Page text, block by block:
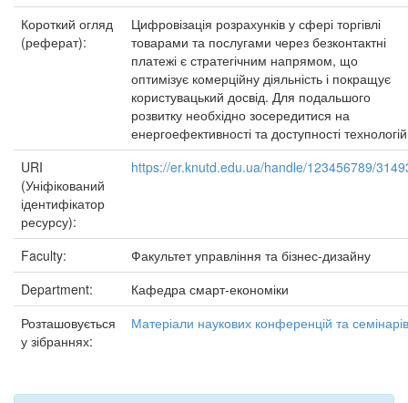
Короткий огляд
(реферат):
Цифровізація розрахунків у сфері торгівлі
товарами та послугами через безконтактні
платежі є стратегічним напрямом, що
оптимізує комерційну діяльність і покращує
користувацький досвід. Для подальшого
розвитку необхідно зосередитися на
енергоефективності та доступності
URI
(Уніфікований
ідентифікатор
ресурсу):
https://er.knutd.edu.ua/handle/123456789/
Faculty:
Факультет управління та бізнес-дизайну
Department:
Кафедра смарт-економіки
Розташовується
у зібраннях:
Матеріали наукових конференцій та семінарів